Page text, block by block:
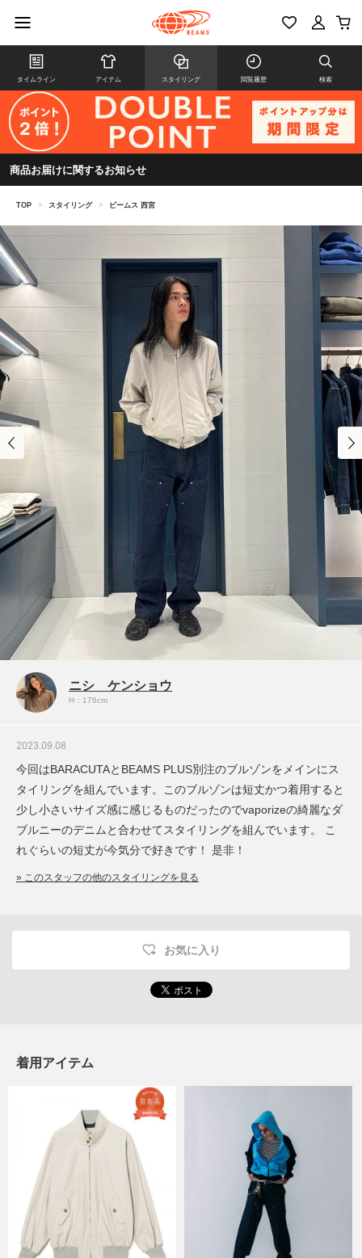
タイムライン アイテム スタイリング 閲覧履歴 検索
商品お届けに関するお知らせ
TOP > スタイリング > ビームス 西宮
ニシ ケンショウ
H：176cm
2023.09.08
今回はBARACUTAとBEAMS PLUS別注のブルゾンをメインにス
タイリングを組んでいます。このブルゾンは短丈かつ着用すると
少し小さいサイズ感に感じるものだったのでvaporizeの綺麗なダ
ブルニーのデニムと合わせてスタイリングを組んでいます。 こ
れぐらいの短丈が今気分で好きです！ 是非！
» このスタッフの他のスタイリングを見る
お気に入り
着用アイテム